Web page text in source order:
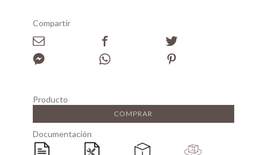
Compartir
Producto
COMPRAR
Documentación